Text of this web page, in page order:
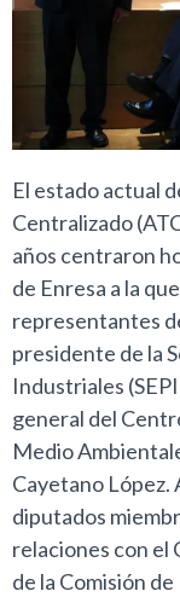
El estado actual
Centralizado
años centraron
de Enresa a la
representantes
presidente de la
Industriales
general del
Medio
Cayetano
diputados
relaciones con el
de la Comisión